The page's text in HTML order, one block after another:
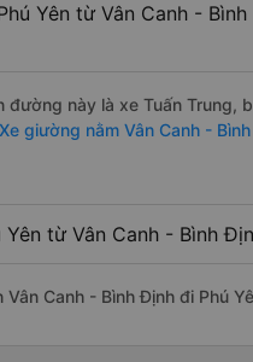
Yên từ Vân Canh - Bình
này là xe Tuấn Trung,
Xe giường nằm Vân Canh -
từ Vân Canh - Bình
Canh - Bình Định đi Phú